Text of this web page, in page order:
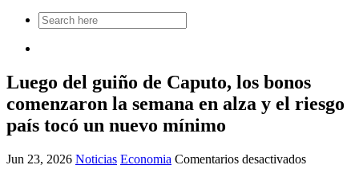
Search
for:
Luego del guiño de Caputo, los bonos
comenzaron la semana en alza y el riesgo
país tocó un nuevo mínimo
Jun 23, 2026 Noticias Economia Comentarios desactivadosen